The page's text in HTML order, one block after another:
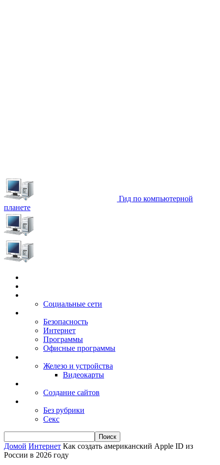
Гид по компьютерной
планете
Социальные сети
Безопасность
Интернет
Программы
Офисные программы
Железо и устройства
Видеокарты
Создание сайтов
Без рубрики
Секс
Домой Интернет Как создать американский Apple ID из
России в 2026 году